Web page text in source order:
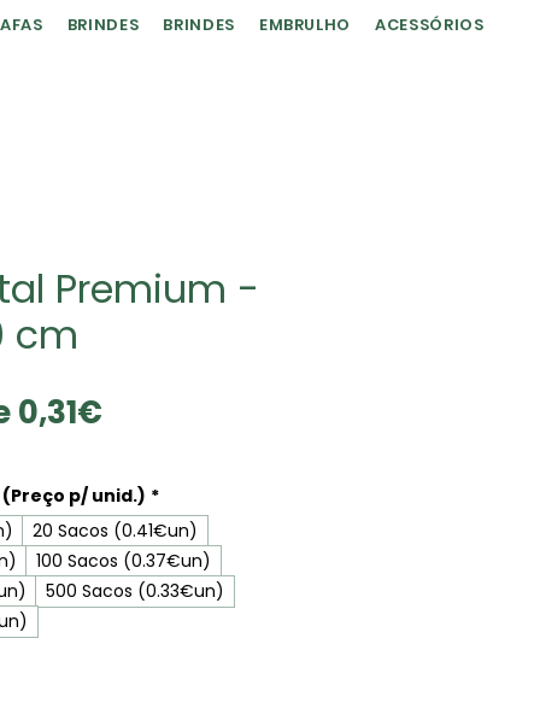
BRINDES BRINDES EMBRULHO ACESSÓRIOS
Premium -
cm
0,31€
p/ unid.) *
20 Sacos (0.41€un)
100 Sacos (0.37€un)
500 Sacos (0.33€un)